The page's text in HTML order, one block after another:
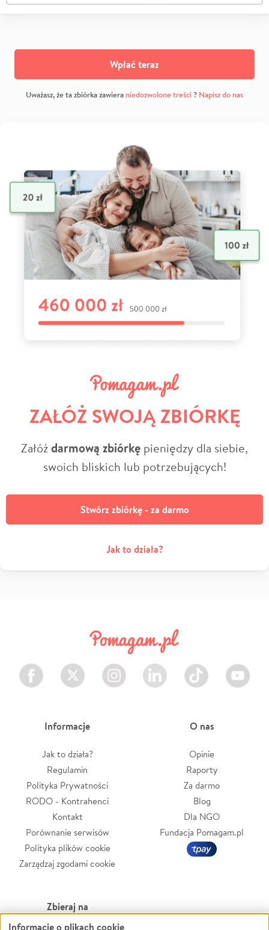
Wpłać teraz
Uważasz, że ta zbiórka zawiera niedozwolone treści? Napisz do nas
ZAŁÓŻ SWOJĄ ZBIÓRKĘ
Załóżdarmową zbiórkę pieniędzy dla siebie,
swoich bliskich lub potrzebujących!
Stwórz zbiórkę - za darmo
Jak to działa?
Facebook Twitter Instagram LinkedIn TikTok Youtube
Informacje
Jak to działa?
Regulamin
Polityka Prywatności
RODO - Kontrahenci
Kontakt
Porównanie serwisów
Polityka plików cookie
Zarządzaj zgodami cookie
O nas
Opinie
Raporty
Za darmo
Blog
Dla NGO
Fundacja Pomagam.pl
Zbieraj na
Informacje o plikach cookie